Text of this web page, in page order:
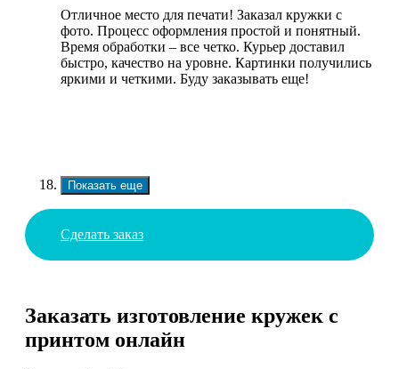
Отличное место для печати! Заказал кружки с
фото. Процесс оформления простой и понятный.
Время обработки – все четко. Курьер доставил
быстро, качество на уровне. Картинки получились
яркими и четкими. Буду заказывать еще!
Показать еще
Сделать заказ
Заказать изготовление кружек с
принтом онлайн